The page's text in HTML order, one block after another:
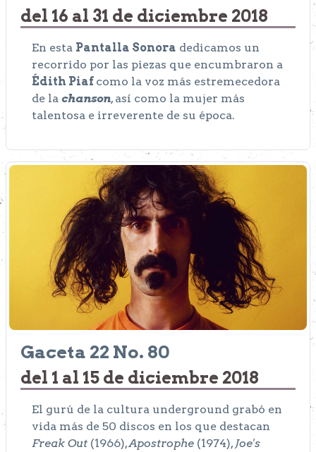
del 16 al 31 de diciembre 2018
En esta Pantalla Sonora dedicamos un
recorrido por las piezas que encumbraron a
Édith Piaf como la voz más estremecedora
de la chanson, así como la mujer más
talentosa e irreverente de su época.
Gaceta 22 No. 80
del 1 al 15 de diciembre 2018
El gurú de la cultura underground grabó en
vida más de 50 discos en los que destacan
Freak Out (1966),Apostrophe (1974), Joe's